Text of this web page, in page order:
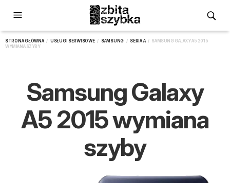
STRONA GŁÓWNA/ USŁUGI SERWISOWE/ SAMSUNG / SERIA A/ SAMSUNG GALAXY A5 2015
WYMIANA SZYBY
Samsung Galaxy
A5 2015 wymiana
szyby